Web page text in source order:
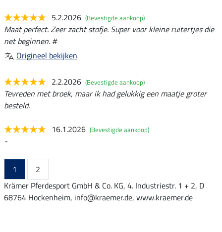
5.2.2026 (Bevestigde aankoop)
Maat perfect. Zeer zacht stofje. Super voor kleine ruitertjes die
net beginnen. #
Origineel bekijken
2.2.2026 (Bevestigde aankoop)
Tevreden met broek, maar ik had gelukkig een maatje groter
besteld.
16.1.2026 (Bevestigde aankoop)
-
1
2
Krämer Pferdesport GmbH & Co. KG, 4. Industriestr. 1 + 2, D
68764 Hockenheim, info@kraemer.de, www.kraemer.de